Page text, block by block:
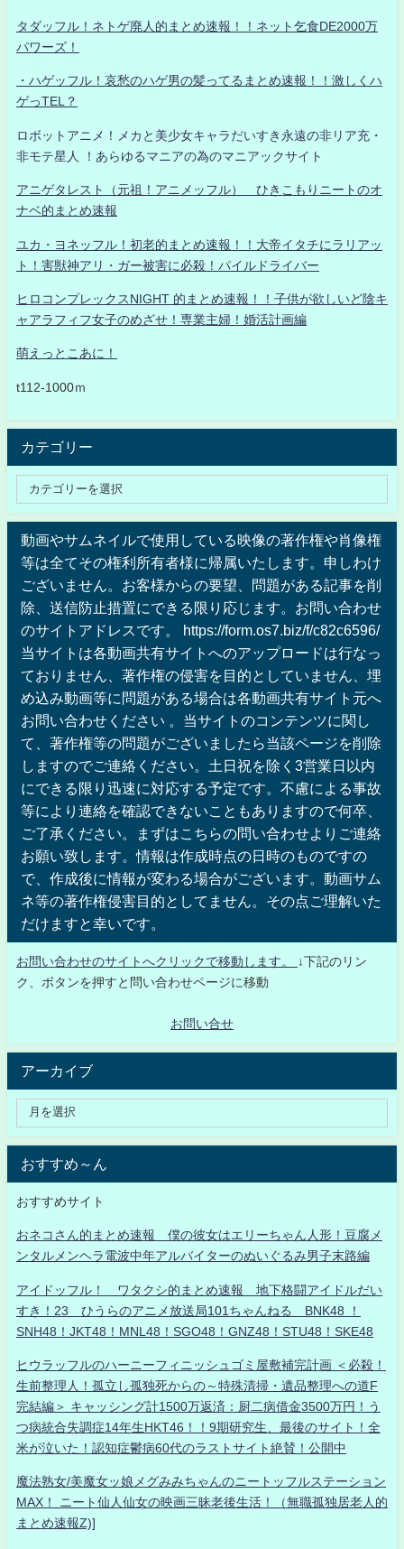
タダッフル！ネトゲ廃人的まとめ速報！！ネット乞食DE2000万
パワーズ！
・ハゲッフル！哀愁のハゲ男の髪ってるまとめ速報！！激しくハ
ゲっTEL？
ロボットアニメ！メカと美少女キャラだいすき永遠の非リア充・
非モテ星人 ！あらゆるマニアの為のマニアックサイト
アニゲタレスト（元祖！アニメッフル） ひきこもりニートのオ
ナベ的まとめ速報
ユカ・ヨネッフル！初老的まとめ速報！！大帝イタチにラリアッ
ト！害獣神アリ・ガー被害に必殺！パイルドライバー
ヒロコンプレックスNIGHT 的まとめ速報！！子供が欲しいど陰キ
ャアラフィフ女子のめざせ！専業主婦！婚活計画編
萌えっとこあに！
t112-1000ｍ
カテゴリー
動画やサムネイルで使用している映像の著作権や肖像権
等は全てその権利所有者様に帰属いたします。申しわけ
ございません。お客様からの要望、問題がある記事を削
除、送信防止措置にできる限り応じます。お問い合わせ
のサイトアドレスです。 https://form.os7.biz/f/c82c6596/
当サイトは各動画共有サイトへのアップロードは行なっ
ておりません、著作権の侵害を目的としていません、埋
め込み動画等に問題がある場合は各動画共有サイト元へ
お問い合わせください 。当サイトのコンテンツに関し
て、著作権等の問題がございましたら当該ページを削除
しますのでご連絡ください。土日祝を除く3営業日以内
にできる限り迅速に対応する予定です。不慮による事故
等により連絡を確認できないこともありますので何卒、
ご了承ください。まずはこちらの問い合わせよりご連絡
お願い致します。情報は作成時点の日時のものですの
で、作成後に情報が変わる場合がございます。動画サム
ネ等の著作権侵害目的としてません。その点ご理解いた
だけますと幸いです。
お問い合わせのサイトへクリックで移動します。
↓下記のリン
ク、ボタンを押すと問い合わせページに移動
お問い合せ
アーカイブ
おすすめ～ん
おすすめサイト
おネコさん的まとめ速報 僕の彼女はエリーちゃん人形！豆腐メ
ンタルメンヘラ電波中年アルバイターのぬいぐるみ男子末路編
アイドッフル！ ワタクシ的まとめ速報 地下格闘アイドルだい
すき！23 ひうらのアニメ放送局101ちゃんねる BNK48 ！
SNH48！JKT48！MNL48！SGO48！GNZ48！STU48！SKE48
ヒウラッフルのハーニーフィニッシュゴミ屋敷補完計画 ＜必殺！
生前整理人！孤立し孤独死からの～特殊清掃・遺品整理への道F
完結編＞ キャッシング計1500万返済：厨二病借金3500万円！う
つ病統合失調症14年生HKT46！！9期研究生、最後のサイト！全
米が泣いた！認知症鬱病60代のラストサイト絶賛！公開中
魔法熟女/美魔女ッ娘メグみみちゃんのニートッフルステーション
MAX！ ニート仙人仙女の映画三昧老後生活！（無職孤独居老人的
まとめ速報Z)]